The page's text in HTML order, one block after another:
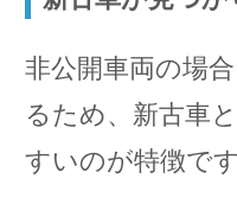
非公開車両の場
るため、新古車
すいのが特徴です